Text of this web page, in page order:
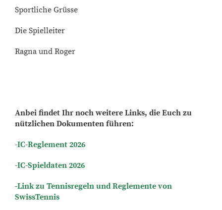
Sportliche Grüsse
Die Spielleiter
Ragna und Roger
Anbei findet Ihr noch weitere Links, die Euch zu
nützlichen Dokumenten führen:
-IC-Reglement 2026
-IC-Spieldaten 2026
-Link zu Tennisregeln und Reglemente von
SwissTennis